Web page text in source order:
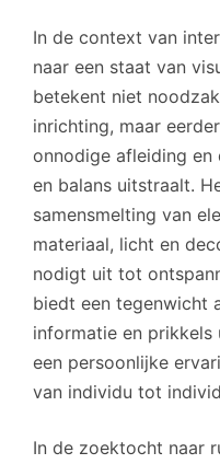
In de context van
naar een staat van
betekent niet
inrichting, maar
onnodige afleiding en
en balans uitstraalt.
samensmelting van
materiaal, licht en
nodigt uit tot
biedt een tegenwicht
informatie en
een persoonlijke
van individu tot
In de zoektocht naar